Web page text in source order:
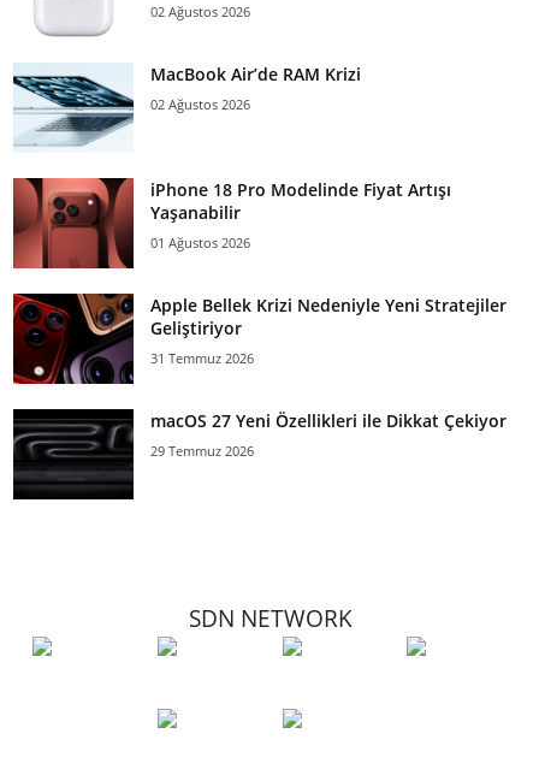
02 Ağustos 2026
MacBook Air’de RAM Krizi
02 Ağustos 2026
iPhone 18 Pro Modelinde Fiyat Artışı
Yaşanabilir
01 Ağustos 2026
Apple Bellek Krizi Nedeniyle Yeni Stratejiler
Geliştiriyor
31 Temmuz 2026
macOS 27 Yeni Özellikleri ile Dikkat Çekiyor
29 Temmuz 2026
SDN NETWORK